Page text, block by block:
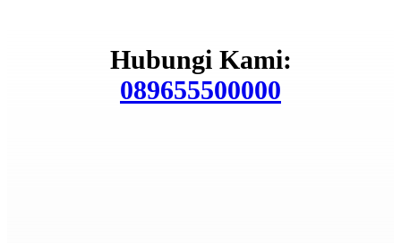
Hubungi Kami:
089655500000